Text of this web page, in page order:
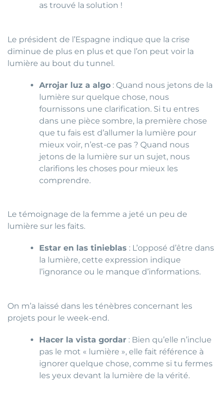
as trouvé la solution !
Le président de l’Espagne indique que la crise
diminue de plus en plus et que l’on peut voir la
lumière au bout du tunnel.
Arrojar luz a algo : Quand nous jetons de la
lumière sur quelque chose, nous
fournissons une clarification. Si tu entres
dans une pièce sombre, la première chose
que tu fais est d’allumer la lumière pour
mieux voir, n’est-ce pas ? Quand nous
jetons de la lumière sur un sujet, nous
clarifions les choses pour mieux les
comprendre.
Le témoignage de la femme a jeté un peu de
lumière sur les faits.
Estar en las tinieblas : L’opposé d’être dans
la lumière, cette expression indique
l’ignorance ou le manque d’informations.
On m’a laissé dans les ténèbres concernant les
projets pour le week-end.
Hacer la vista gordar : Bien qu’elle n’inclue
pas le mot « lumière », elle fait référence à
ignorer quelque chose, comme si tu fermes
les yeux devant la lumière de la vérité.